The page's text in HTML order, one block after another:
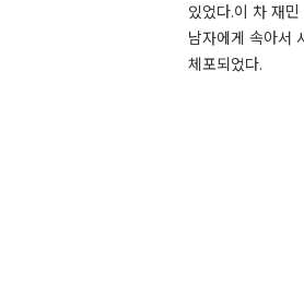
있었다.이 차 재
남자에게 속아서
체포되었다.